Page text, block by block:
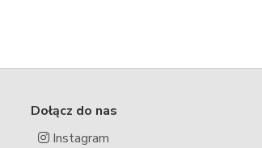
Dołącz do nas
Instagram